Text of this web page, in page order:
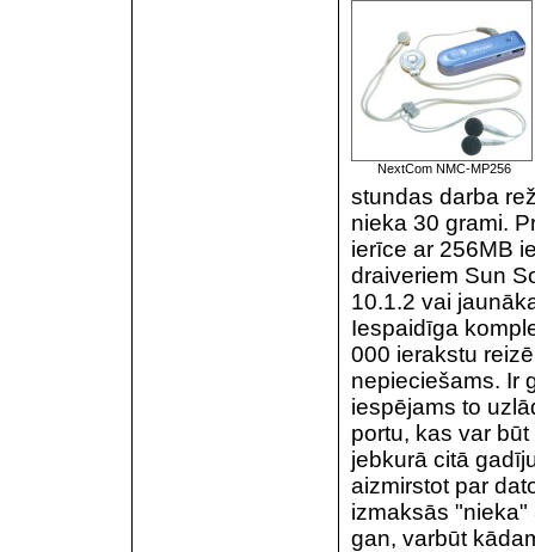
NextCom NMC-MP256
stundas darba
nieka 30 grami.
ierīce ar 256MB
draiveriem Sun
10.1.2 vai
Iespaidīga
000 ierakstu
nepieciešams. Ir
iespējams to
portu, kas var
jebkurā citā
aizmirstot par
izmaksās "nieka"
gan, varbūt